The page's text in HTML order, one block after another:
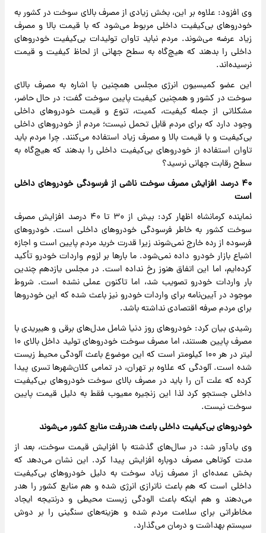
وی افزود: علاوه بر این، بخش زیادی از مصرف بالای سوخت در کشور به
خودروهای بی‌کیفیت داخلی مربوط می‌شود که با قیمت بالا و مصرف
زیاد عرضه می‌شوند. مردم نباید تاوان تولیدات بی‌کیفیت خودروهای
داخلی را بدهند که هیچ‌گاه به سطح جهانی از لحاظ کیفیت و قیمت
نرسیده‌اند.
این عضو کمیسیون انرژی مجلس همچنین با اشاره به مصرف بالای
سوخت در کشور و همچنین کیفیت پایین سوخت گفت: در حال حاضر،
مشکلاتی از جمله کیفیت، کمیت، تنوع و قیمت خودروهای داخلی
وجود دارد که برای مردم قابل تحمل نیست؛ مردم از خودروهای داخلی
بی‌کیفیت و با قیمت بالا و مصرف زیاد استفاده می‌کنند. چرا مردم باید
تاوان استفاده از خودروهای بی‌کیفیت داخلی را بدهند که هیچ‌گاه به
سطح رقابت جهانی نرسید؟
۴۰ درصد افزایش مصرف سوخت ناشی از فرسودگی خودروهای داخلی
است
نماینده کرمانشاه اظهار کرد: بیش از ۳۰ تا ۴۰ درصد افزایش مصرف
سوخت کشور به خاطر فرسودگی خودروهای داخلی است. خودروهای
فرسوده از رده خارج نمی‌شوند زیرا قدرت خرید مردم پایین است و اجازه
اشباع بازار خودرو داده نمی‌شود. ما بارها بر لزوم واردات خودرو تأکید
کرده‌ایم، اما این اتفاق هنوز رخ نداده است. در مجلس یازدهم چندین
بار واردات خودرو تصویب شد، اما تاکنون عملی نشده است. شروط
موجود در آیین‌نامه برای واردات خودرو نیز باعث شده که این خودروها
برای مردم صرفه اقتصادی نداشته باشد.
رشیدی بیان کرد: خودروهای روز دنیا شامل مدل‌های برقی و هیبریدی با
مصرف پایین هستند، اما مصرف سوخت خودروهای تولید داخل بالای ۱۰
لیتر در هر ۱۰۰ کیلومتر است که این موضوع باعث آلودگی محیط زیست
شده است. آلودگی‌ که علاوه بر تهران، در تمامی کلان‌شهرها تسری پیدا
کرده که علت آن را باید در مصرف بالای سوخت خودروهای بی‌کیفیت
داخلی جستجو کرد لذا این زنجیره معیوب فقط به دلیل قیمت پایین
سوخت نیست.
خودروهای بی‌کیفیت داخلی باعث هدررفت منابع کشور می‌شوند
وی یادآور شد: در سال‌های گذشته با افزایش قیمت سوخت، بعد از
مدت کوتاهی مصرف دوباره افزایش پیدا کرد. این نشان می‌دهد که
بخش عمده‌ای از مصرف زیاد سوخت به دلیل خودروهای بی‌کیفیت
داخلی است که هم باعث ناترازی انرژی شده و هم منابع کشور را هدر
می‌دهند و هم اینکه باعث الودگی زیست محیطی و درنتیجه ایجاد
مخاطراتی برای سلامت مردم شده و هزینه‌های سنگینی را بر دوش
سیستم بهداشت و درمان می‌گذارد.